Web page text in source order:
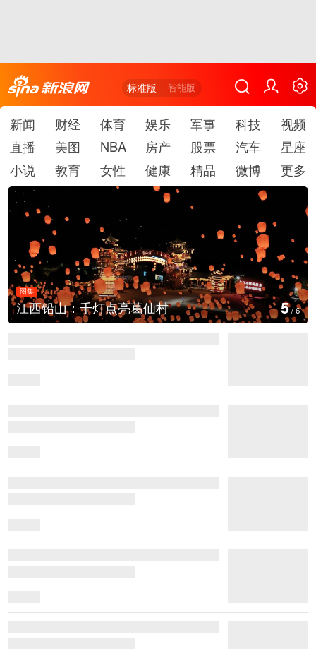
标准版 智能版
新闻 财经 体育 娱乐 军事 科技
视频
直播
美图 NBA 房产 股票 汽车
星座
小说
教育 女性 健康 精品 微博 更多
图集
江西铅山：千灯点亮葛仙村 5/6